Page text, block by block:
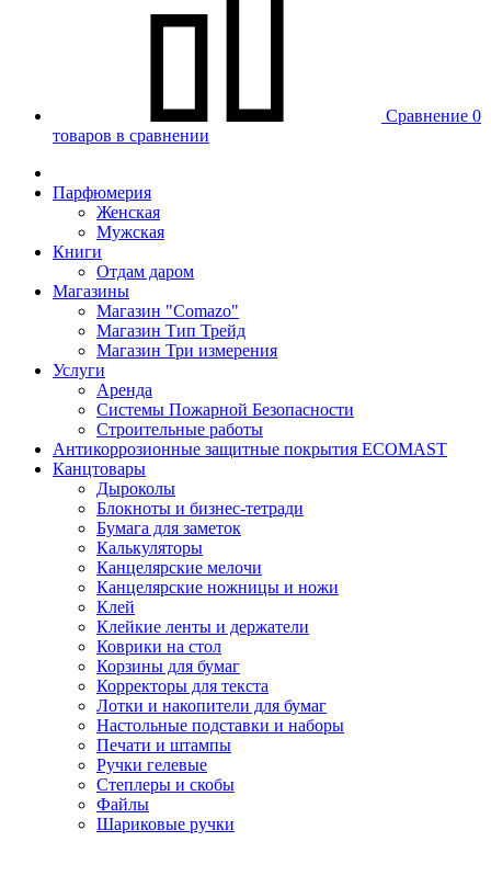
Сравнение 0
товаров в сравнении
Парфюмерия
Женская
Мужская
Книги
Отдам даром
Магазины
Магазин "Comazo"
Магазин Тип Трейд
Магазин Три измерения
Услуги
Аренда
Системы Пожарной Безопасности
Строительные работы
Антикоррозионные защитные покрытия ECOMAST
Канцтовары
Дыроколы
Блокноты и бизнес-тетради
Бумага для заметок
Калькуляторы
Канцелярские мелочи
Канцелярские ножницы и ножи
Клей
Клейкие ленты и держатели
Коврики на стол
Корзины для бумаг
Корректоры для текста
Лотки и накопители для бумаг
Настольные подставки и наборы
Печати и штампы
Ручки гелевые
Степлеры и скобы
Файлы
Шариковые ручки